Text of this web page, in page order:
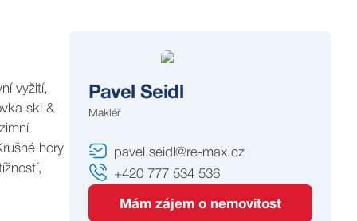
vyžití,
ski &
hory
Pavel Seidl
Makléř
pavel.seidl@re-max.cz
+420 777 534 536
Mám zájem o nemovitost